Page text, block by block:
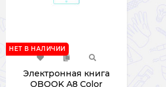
Электронная книга
OBOOK A8 Color
НЕТ В НАЛИЧИИ